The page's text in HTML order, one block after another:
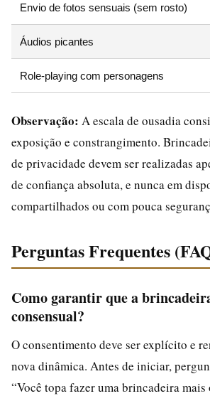
Envio de fotos sensuais (sem rosto)
Áudios picantes
Role-playing com personagens
Observação: A escala de ousadia
exposição e constrangimento.
de privacidade devem ser realizadas
de confiança absoluta, e nunca em
compartilhados ou com pouca
Perguntas Frequentes
Como garantir que a
consensual?
O consentimento deve ser explícito e
nova dinâmica. Antes de iniciar,
“Você topa fazer uma brincadeira mais